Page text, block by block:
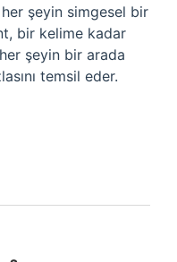
şeyin simgesel bir
bir kelime kadar
şeyin bir arada
temsil eder.